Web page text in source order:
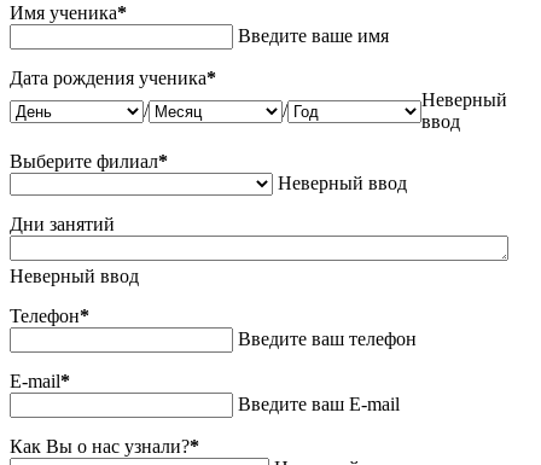
Имя ученика*
Введите ваше имя
Дата рождения ученика*
/
/
Неверный
ввод
Выберите филиал*
Неверный ввод
Дни занятий
Неверный ввод
Телефон*
Введите ваш телефон
E-mail*
Введите ваш E-mail
Как Вы о нас узнали?*